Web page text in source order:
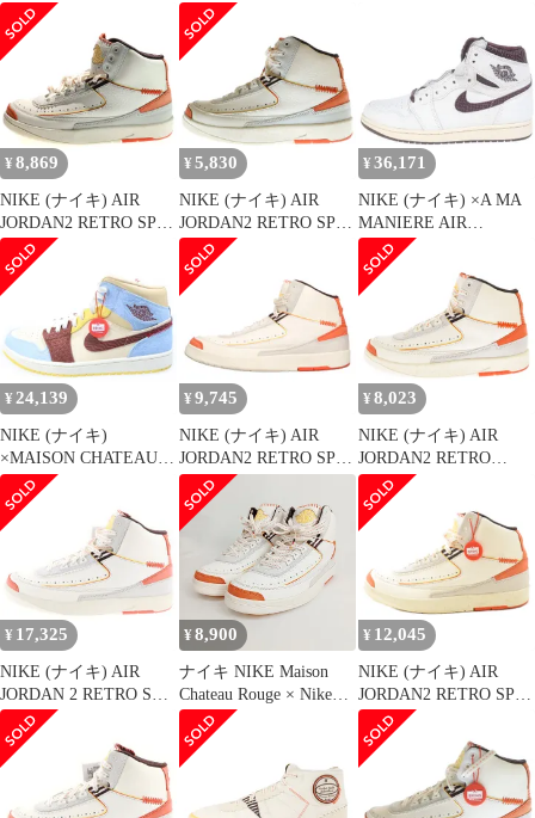
Maison Chateau Rouge エ
アジョーダン2 レトロ
ハイカットスニーカー
DO5254-180 ホワイト
US10.5/28.5cm
CHATEAU ROUGE AIR
JORDAN 2 RETRO SP
(DO5254-180) 22SS メ
ゾン シャトー ルージュ
エアジョーダン2 レト
ロ セイル シトロンパル
ス US12
FEARLESS 2019 28cm
MAISON CHATEAU
ROUGE CU2803-200 エ
ア ジョーダン I ミッド
フィアレス 【中古】
▲■240816
¥ 8,869
NIKE (ナイキ) AIR
JORDAN2 RETRO SP
MAISON CHATEAU
ROUGE エアジョーダ
ン2 レトロ ハイカット
スニーカー ホワイト
US7.5/25.5cm DO5254-
180
¥ 5,830
NIKE (ナイキ) AIR
JORDAN2 RETRO SP
MAISON CHATEAU
ROUGE エアジョーダ
ン2 レトロ ハイカット
スニーカー ホワイト
US7.5/25.5cm DO5254-
180
¥ 36,171
NIKE (ナイキ) ×A MA
MANIERE AIR
JORDAN 1 RETRO
HIGH OG SP SAIL AND
BURGUNDY エアジョ
ーダン1 ハイカットス
ニーカー
US10.5/28.5cm DO7097-
100
¥ 24,139
NIKE (ナイキ)
×MAISON CHATEAU
ROUGE AIR JORDAN 1
MID SE メゾン シャト
ー ルージュ エアジョー
ダン1 ミッドカットス
ニーカー マルチ
US10.5/28.5cm CU2803-
200
¥ 9,745
NIKE (ナイキ) AIR
JORDAN2 RETRO SP
Maison Chateau Rouge エ
アジョーダン2 レトロ
ハイカットスニーカー
ホワイト US11.5/29.5cm
DO5254-180
¥ 8,023
NIKE (ナイキ) AIR
JORDAN2 RETRO
MAISON CHATEAU
ROUGE エアジョーダ
ン2 レトロ ハイカット
スニーカー ホワイト
DO5254-180 US7.5
¥ 17,325
NIKE (ナイキ) AIR
JORDAN 2 RETRO SP
Maison Chateau Rouge エ
アジョーダン2 レトロ
ハイカットスニーカー
ホワイト/オレンジ
US11.5/29.5cm DO5254-
¥8,900
ナイキ NIKE Maison
Chateau Rouge × Nike
Air Jordan 2 High United
Youth National DO5254-
180 25.5㎝ 靴 スニーカ
¥ 12,045
NIKE (ナイキ) AIR
JORDAN2 RETRO SP
Maison Chateau Rouge エ
アジョーダン2 レトロ
ハイカットスニーカー
DO5254-180 ホワイト
US11.5/29.5cm